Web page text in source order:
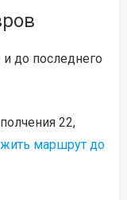
и до последнего
22,
маршрут до